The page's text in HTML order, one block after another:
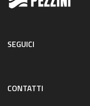
SEGUICI
CONTATTI